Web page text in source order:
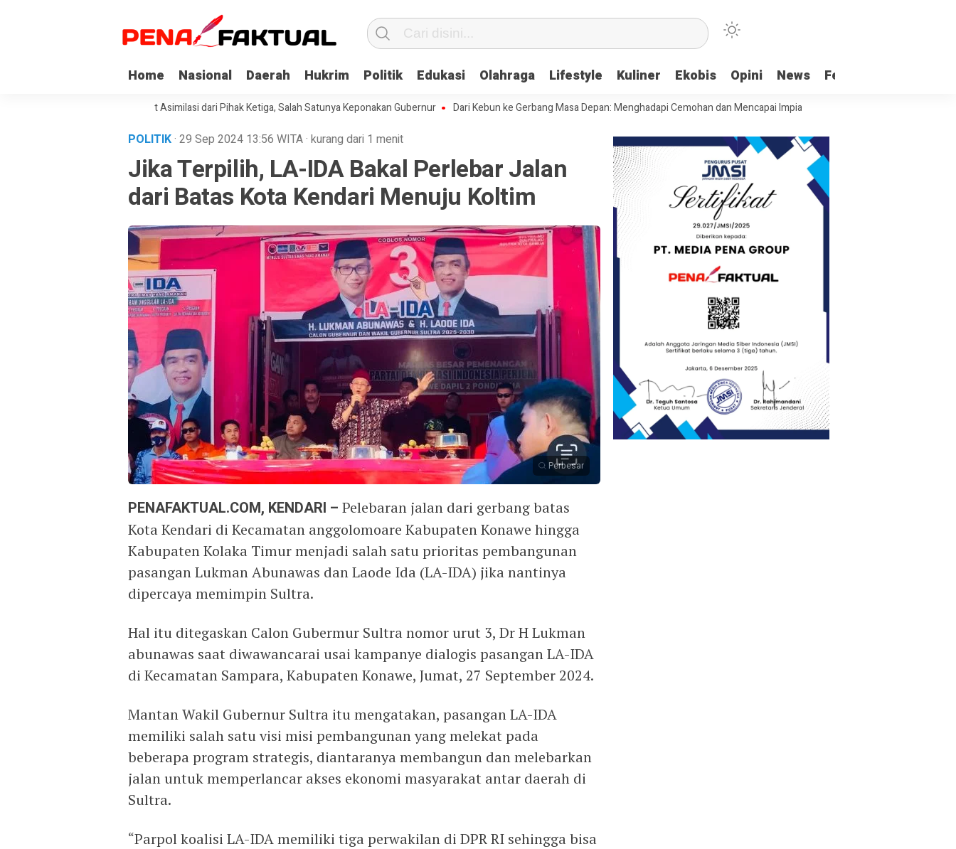
Home Nasional Daerah Hukrim Politik Edukasi Olahraga Lifestyle Kuliner Ekobis Opini News Feature
Korupsi di Sultra Dapat Asimilasi dari Pihak Ketiga, Salah Satunya Keponakan Gubernur Dari Kebun ke Gerbang Masa Depan: Menghadapi Cemohan dan Mencapai Impian Ridwan Bae: PT SCM dan Perkebunan
POLITIK· 29 Sep 2024 13:56 WITA· kurang dari 1 menit
Jika Terpilih, LA-IDA Bakal Perlebar Jalan
dari Batas Kota Kendari Menuju Koltim
Perbesar
PENAFAKTUAL.COM, KENDARI – Pelebaran jalan dari gerbang batas
Kota Kendari di Kecamatan anggolomoare Kabupaten Konawe hingga
Kabupaten Kolaka Timur menjadi salah satu prioritas pembangunan
pasangan Lukman Abunawas dan Laode Ida (LA-IDA) jika nantinya
dipercaya memimpin Sultra.
Hal itu ditegaskan Calon Gubermur Sultra nomor urut 3, Dr H Lukman
abunawas saat diwawancarai usai kampanye dialogis pasangan LA-IDA
di Kecamatan Sampara, Kabupaten Konawe, Jumat, 27 September 2024.
Mantan Wakil Gubernur Sultra itu mengatakan, pasangan LA-IDA
memiliki salah satu visi misi pembangunan yang melekat pada
beberapa program strategis, diantaranya membangun dan melebarkan
jalan untuk memperlancar akses ekonomi masyarakat antar daerah di
Sultra.
“Parpol koalisi LA-IDA memiliki tiga perwakilan di DPR RI sehingga bisa